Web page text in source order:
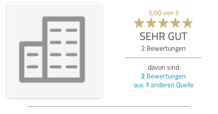
5,00von 5
SEHR GUT
2 Bewertungen
davon sind
2 Bewertungen
aus 1 anderen Quelle